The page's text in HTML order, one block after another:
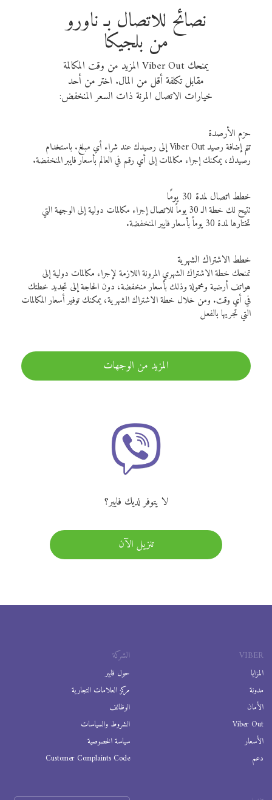
نصائح للاتصال بـ ناورو
من بلجيكا
يمنحك Viber Out المزيد من وقت المكالمة
مقابل تكلفة أقل من المال. اختر من أحد
خيارات الاتصال المرنة ذات السعر المنخفض:
حزم الأرصدة
تتم إضافة رصيد Viber Out إلى رصيدك عند شراء أي مبلغ. باستخدام
رصيدك، يمكنك إجراء مكالمات إلى أي رقم في العالم بأسعار فايبر المنخفضة.
خطط اتصال لمدة 30 يومًا
تتيح لك خطة الـ 30 يوماً للاتصال إجراء مكالمات دولية إلى الوجهة التي
تختارها لمدة 30 يوماً بأسعار فايبر المنخفضة.
خطط الاشتراك الشهرية
تمنحك خطة الاشتراك الشهري المرونة اللازمة لإجراء مكالمات دولية إلى
هواتف أرضية ومحمولة وذلك بأسعار منخفضة، دون الحاجة إلى تجديد خطتك
في أي وقت. ومن خلال خطة الاشتراك الشهرية، يمكنك توفير أسعار المكالمات
التي تجريها بالفعل
المزيد من الوجهات
لا يتوفر لديك فايبر؟
تنزيل الآن
VIBER
المزايا
مدونة
الأمان
Viber Out
الأسعار
دعم
الشركة
حول فايبر
مركز العلامات التجارية
الوظائف
الشروط والسياسات
سياسة الخصوصية
Customer Complaints Code